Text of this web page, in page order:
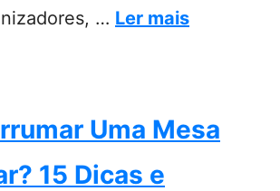
… Ler mais
Uma Mesa
15 Dicas e